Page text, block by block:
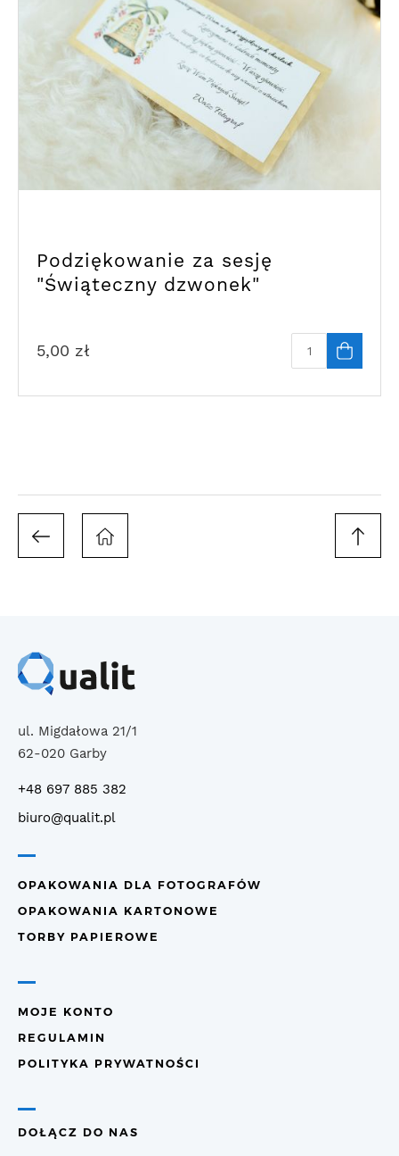
Podziękowanie za sesję
"Świąteczny dzwonek"
5,00 zł
ul. Migdałowa 21/1
62-020 Garby
+48 697 885 382
biuro@qualit.pl
OPAKOWANIA DLA FOTOGRAFÓW
OPAKOWANIA KARTONOWE
TORBY PAPIEROWE
MOJE KONTO
REGULAMIN
POLITYKA PRYWATNOŚCI
DOŁĄCZ DO NAS